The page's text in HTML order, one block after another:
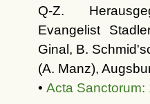
Q-Z.
Evangelist
Ginal, B.
(A. Manz),
• Acta Sanctorum: